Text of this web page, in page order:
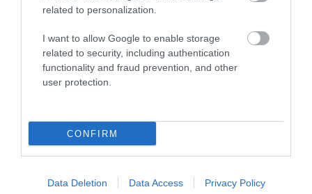
related to personalization.
I want to allow Google to enable storage
related to security, including authentication
functionality and fraud prevention, and other
user protection.
CONFIRM
Data Deletion Data Access Privacy Policy
5 h 12 min